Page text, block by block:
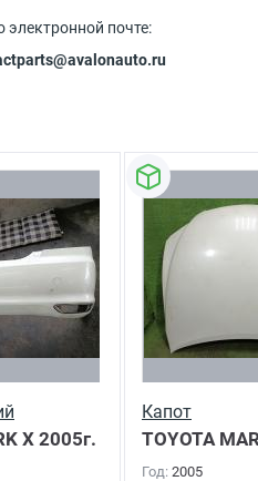
электронной почте:
X2005г.
Капот
TOYOTA
Год: 2005